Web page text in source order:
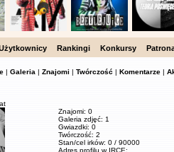
Rankingi Konkursy
| Galeria | Znajomi | Twórczość | Komentarze |
Znajomi: 0
Galeria zdjęć: 1
Gwiazdki: 0
Twórczość: 2
Stan/cel irków: 0 / 90000
Adres profilu w IRCE: